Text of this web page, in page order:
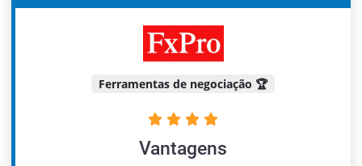
Ferramentas de negociação 🏆
Vantagens